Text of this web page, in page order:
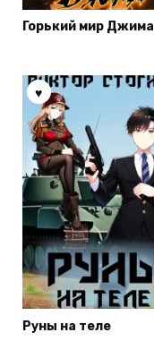
Горький мир Джима
Руны на теле